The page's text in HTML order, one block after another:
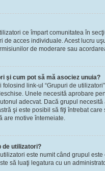
ce împart comunitatea în
de acces individuale. Acest lucru
de moderare sau
şi cum pot să mă asociez unuia?
link-ul “Grupuri de
Unele necesită aprobare
adecvat. Dacă grupul
şi este posibil să fiţi întrebat
are motive întemeiate.
de utilizatori?
este numit când grupul
să luaţi legatura cu un